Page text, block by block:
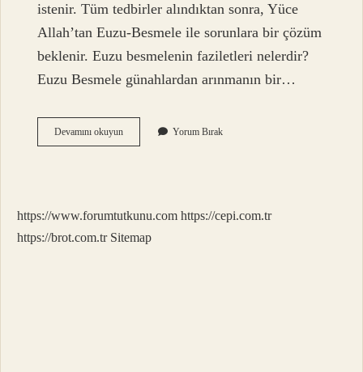
istenir. Tüm tedbirler alındıktan sonra, Yüce
Allah’tan Euzu-Besmele ile sorunlara bir çözüm
beklenir. Euzu besmelenin faziletleri nelerdir?
Euzu Besmele günahlardan arınmanın bir…
Devamını okuyunEuzu
Besmele
Yorum Bırak
https://www.forumtutkunu.com https://cepi.com.tr
https://brot.com.tr Sitemap